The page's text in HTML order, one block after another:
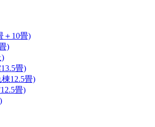
＋10畳)
)
)
畳)
12.5畳)
畳)